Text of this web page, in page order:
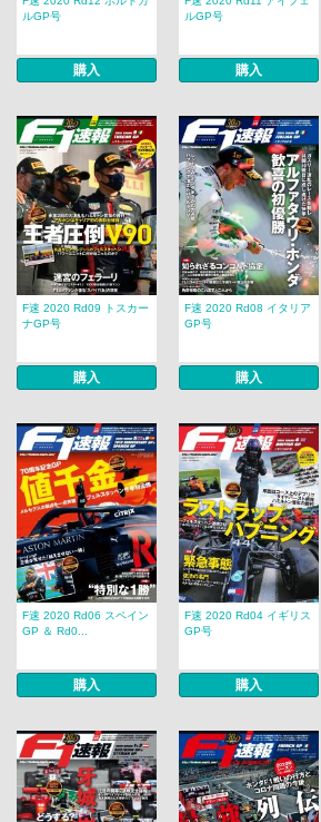
ルGP号
購入
ルGP号
購入
F速 2020 Rd09 トスカー
ナGP号
購入
F速 2020 Rd08 イタリア
GP号
購入
F速 2020 Rd06 スペイン
GP ＆ Rd0...
購入
F速 2020 Rd04 イギリス
GP号
購入